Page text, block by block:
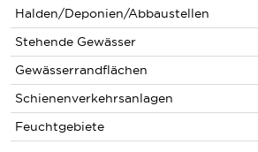
Halden/Deponien/Abbaustellen
Stehende Gewässer
Gewässerrandflächen
Schienenverkehrsanlagen
Feuchtgebiete